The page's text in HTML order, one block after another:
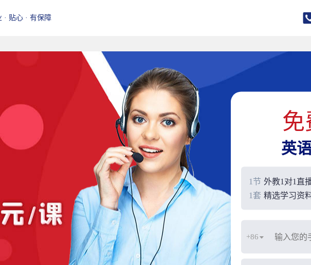
· 贴心 · 有保障
免
英
1节 外教1对1直
1套 精选学习资
+86